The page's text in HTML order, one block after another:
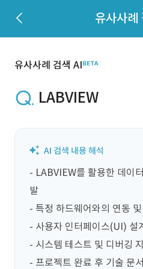
유사사례
유사사례 검색 AI
LABVIEW
- LABVIEW를 활용한 데이
발
- 특정 하드웨어와의 연동
- 사용자 인터페이스(UI) 설
- 시스템 테스트 및 디버깅
- 프로젝트 완료 후 기술 문